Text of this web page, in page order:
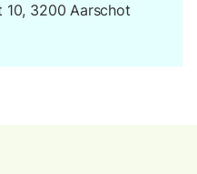
10, 3200 Aarschot